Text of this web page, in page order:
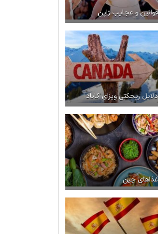
قوانین و عجایب ژاپن
دلایل ریجکتی ویزای کانادا
غذاهای چین